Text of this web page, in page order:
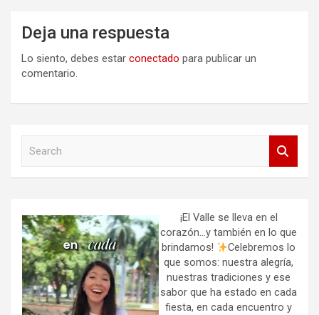
Deja una respuesta
Lo siento, debes estar conectado para publicar un
comentario.
h
¡El Valle se lleva en el
corazón…y también en lo que
brindamos!
Celebremos lo
que somos: nuestra alegría,
nuestras tradiciones y ese
sabor que ha estado en cada
fiesta, en cada encuentro y